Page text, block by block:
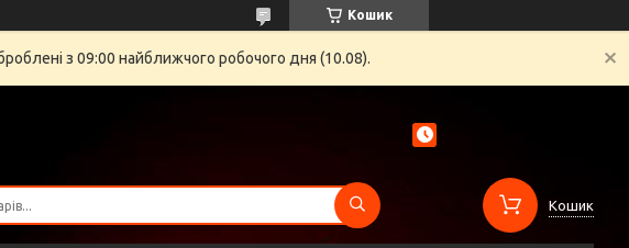
Кошик
з 09:00 найближчого робочого дня (10.08).
Кошик